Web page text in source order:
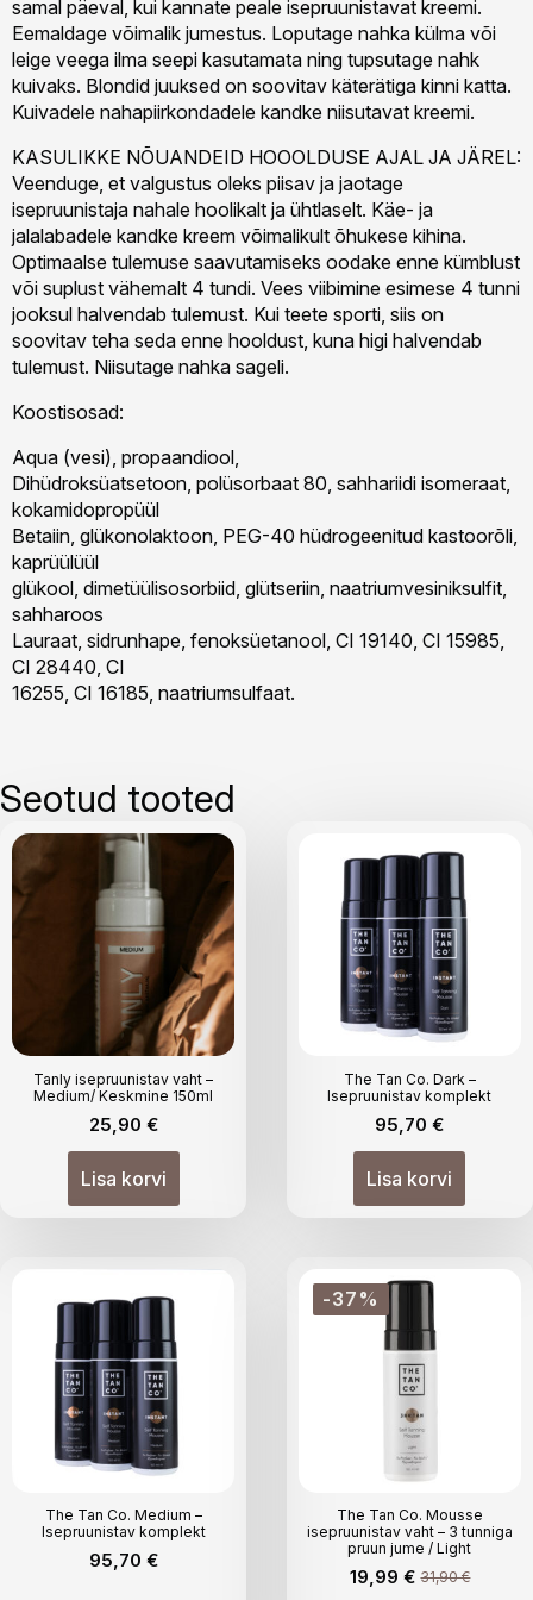
samal päeval, kui kannate peale isepruunistavat kreemi.
Eemaldage võimalik jumestus. Loputage nahka külma või
leige veega ilma seepi kasutamata ning tupsutage nahk
kuivaks. Blondid juuksed on soovitav käterätiga kinni katta.
Kuivadele nahapiirkondadele kandke niisutavat kreemi.
KASULIKKE NÕUANDEID HOOOLDUSE AJAL JA JÄREL:
Veenduge, et valgustus oleks piisav ja jaotage
isepruunistaja nahale hoolikalt ja ühtlaselt. Käe- ja
jalalabadele kandke kreem võimalikult õhukese kihina.
Optimaalse tulemuse saavutamiseks oodake enne kümblust
või suplust vähemalt 4 tundi. Vees viibimine esimese 4 tunni
jooksul halvendab tulemust. Kui teete sporti, siis on
soovitav teha seda enne hooldust, kuna higi halvendab
tulemust. Niisutage nahka sageli.
Koostisosad:
Aqua (vesi), propaandiool,
Dihüdroksüatsetoon, polüsorbaat 80, sahhariidi isomeraat,
kokamidopropüül
Betaiin, glükonolaktoon, PEG-40 hüdrogeenitud kastoorõli,
kaprüülüül
glükool, dimetüülisosorbiid, glütseriin, naatriumvesiniksulfit,
sahharoos
Lauraat, sidrunhape, fenoksüetanool, CI 19140, CI 15985,
CI 28440, CI
16255, CI 16185, naatriumsulfaat.
Seotud tooted
Tanly isepruunistav vaht –
Medium/ Keskmine 150ml
25,90 €
Lisa korvi
The Tan Co. Dark –
Isepruunistav komplekt
95,70€
Lisa korvi
The Tan Co. Medium –
Isepruunistav komplekt
95,70 €
-37%
The Tan Co. Mousse
isepruunistav vaht – 3 tunniga
pruun jume / Light
31,90€
Algne
19,99 €Praegune